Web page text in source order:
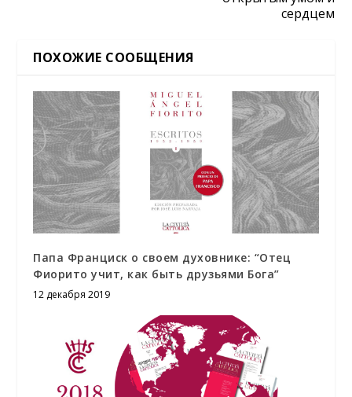
сердцем
ПОХОЖИЕ СООБЩЕНИЯ
Папа Франциск о своем духовнике: “Отец
Фиорито учит, как быть друзьями Бога”
12 декабря 2019